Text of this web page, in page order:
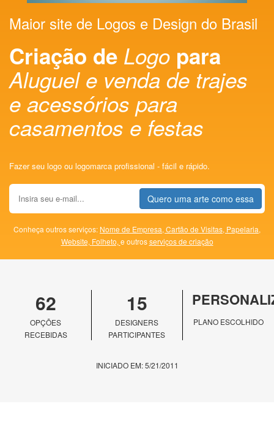
Maior site de Logos e Design do Brasil
Criação de Logo para
Aluguel e venda de trajes
e acessórios para
casamentos e festas
Fazer seu logo ou logomarca profissional - fácil e rápido.
Quero uma arte como essa
Conheça outros serviços: Nome de Empresa, Cartão de Visitas, Papelaria,
Website, Folheto, e outrosserviços de criação
62
OPÇÕES
RECEBIDAS
15
DESIGNERS
PARTICIPANTES
PLANO ESCOLHIDO
INICIADO EM: 5/21/2011